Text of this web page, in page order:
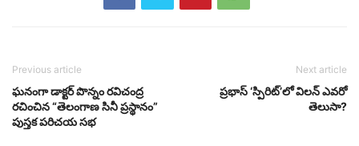
Previous article
ఘనంగా డాక్టర్ పొన్నం రవిచంద్ర
రచించిన “తెలంగాణ సినీ ప్రస్థానం”
పుస్తక పరిచయ సభ
Next article
ప్రభాస్ ‘స్పిరిట్’లో విలన్ ఎవరో
తెలుసా?